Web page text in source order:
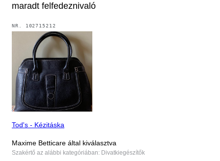
maradt felfedeznivaló
NR. 102715212
Tod's - Kézitáska
Maxime Betticare által kiválasztva
Szakértő az alábbi kategóriában: Divatkiegészítők